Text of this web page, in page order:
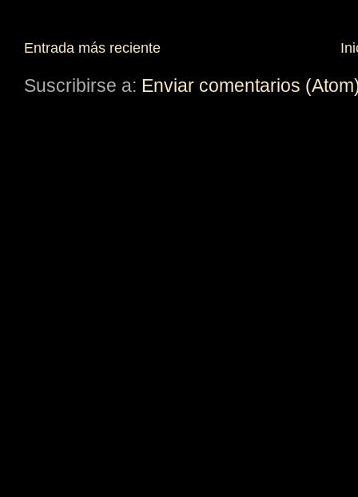
Entrada más reciente
Suscribirse a: Enviar comentarios